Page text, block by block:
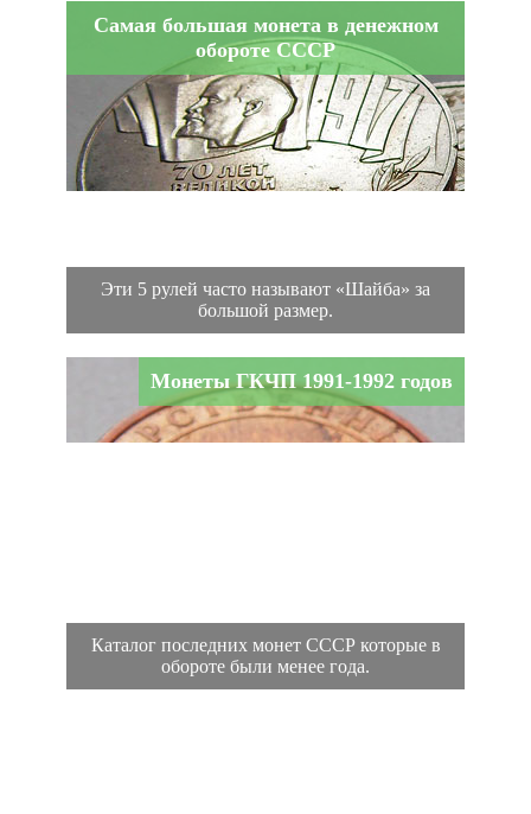
Самая большая монета в денежном
обороте СССР
Эти 5 рулей часто называют «Шайба» за
большой размер.
Монеты ГКЧП 1991-1992 годов
Каталог последних монет СССР которые в
обороте были менее года.